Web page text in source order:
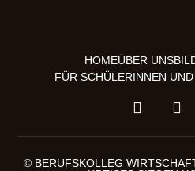
HOMEÜBER UNS
FÜR SCHÜLERINNEN
© BERUFSKOLLEG